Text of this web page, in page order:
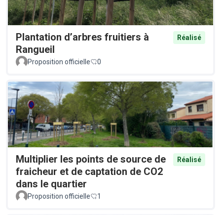
Plantation d’arbres fruitiers à
Rangueil
Réalisé
Proposition officielle 0
Multiplier les points de source de
fraicheur et de captation de CO2
dans le quartier
Réalisé
Proposition officielle 1